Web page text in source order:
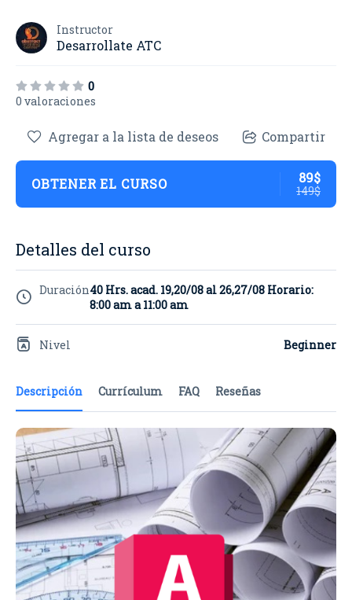
Instructor
Desarrollate ATC
0
0 valoraciones
Descripción Currículum FAQ Reseñas
Agregar a la lista de deseos Compartir
OBTENER EL CURSO 89$
149$
Detalles del curso
Duración40 Hrs. acad. 19,20/08 al 26,27/08 Horario:
8:00 am a 11:00 am
Nivel Beginner